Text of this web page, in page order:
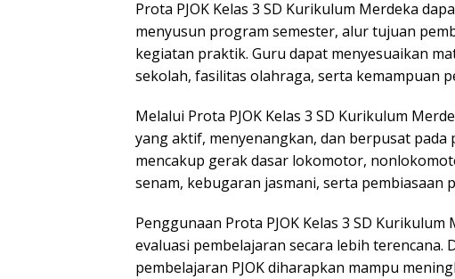
Prota PJOK Kelas 3 SD Kurikulum Merdeka
menyusun program semester, alur tujuan
kegiatan praktik. Guru dapat menyesuaikan
sekolah, fasilitas olahraga, serta kemampuan
Melalui Prota PJOK Kelas 3 SD Kurikulum
yang aktif, menyenangkan, dan berpusat
mencakup gerak dasar lokomotor,
senam, kebugaran jasmani, serta pembiasaan
Penggunaan Prota PJOK Kelas 3 SD
evaluasi pembelajaran secara lebih terencana.
pembelajaran PJOK diharapkan mampu